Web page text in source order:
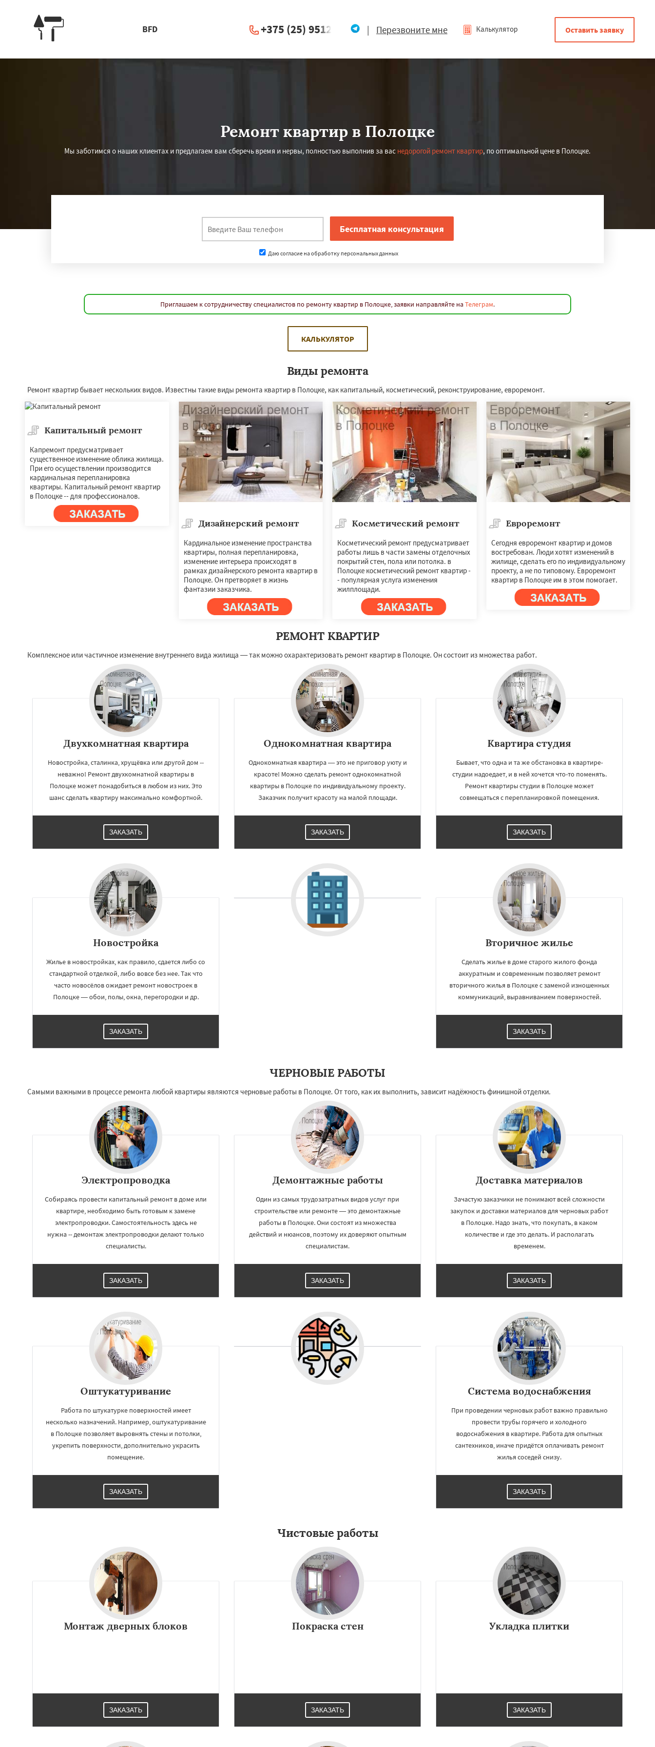
Работаем по
×
Докшицы Дубровно Миоры Новолукомль
BFD +375 (25) 951234 | Перезвоните мне Калькулятор Оставить заявку
Ремонт квартир в Полоцке
Мы заботимся о наших клиентах и предлагаем вам сберечь время и нервы, полностью выполнив за вас недорогой ремонт квартир, по оптимальной цене в Полоцке.
Даю согласие на обработку персональных данных
Приглашаем к сотрудничеству специалистов по ремонту квартир в Полоцке, заявки направляйте на Телеграм.
КАЛЬКУЛЯТОР
Виды ремонта
Ремонт квартир бывает нескольких видов. Известны такие виды ремонта квартир в Полоцке, как капитальный, косметический, реконструирование, евроремонт.
Капитальный ремонт
Капремонт предусматривает
существенное изменение облика жилища.
При его осуществлении производится
кардинальная перепланировка
квартиры. Капитальный ремонт квартир
в Полоцке -- для профессионалов.
Дизайнерский ремонт
Кардинальное изменение пространства
квартиры, полная перепланировка,
изменение интерьера происходят в
рамках дизайнерского ремонта квартир в
Полоцке. Он претворяет в жизнь
фантазии заказчика.
Косметический ремонт
Косметический ремонт предусматривает
работы лишь в части замены отделочных
покрытий стен, пола или потолка. в
Полоцке косметический ремонт квартир -
- популярная услуга изменения
жилплощади.
Евроремонт
Сегодня евроремонт квартир и домов
востребован. Люди хотят изменений в
жилище, сделать его по индивидуальному
проекту, а не по типовому. Евроремонт
квартир в Полоцке им в этом помогает.
РЕМОНТ КВАРТИР
Комплексное или частичное изменение внутреннего вида жилища — так можно охарактеризовать ремонт квартир в Полоцке. Он состоит из множества работ.
Двухкомнатная квартира
Новостройка, сталинка, хрущёвка или другой дом --
неважно! Ремонт двухкомнатной квартиры в
Полоцке может понадобиться в любом из них. Это
шанс сделать квартиру максимально комфортной.
ЗАКАЗАТЬ
Однокомнатная квартира
Однокомнатная квартира — это не приговор уюту и
красоте! Можно сделать ремонт однокомнатной
квартиры в Полоцке по индивидуальному проекту.
Заказчик получит красоту на малой площади.
ЗАКАЗАТЬ
Квартира студия
Бывает, что одна и та же обстановка в квартире-
студии надоедает, и в ней хочется что-то поменять.
Ремонт квартиры студии в Полоцке может
совмещаться с перепланировкой помещения.
ЗАКАЗАТЬ
Новостройка
Жилье в новостройках, как правило, сдается либо со
стандартной отделкой, либо вовсе без нее. Так что
часто новосёлов ожидает ремонт новостроек в
Полоцке — обои, полы, окна, перегородки и др.
ЗАКАЗАТЬ
Вторичное жилье
Сделать жилье в доме старого жилого фонда
аккуратным и современным позволяет ремонт
вторичного жилья в Полоцке с заменой изношенных
коммуникаций, выравниванием поверхностей.
ЗАКАЗАТЬ
ЧЕРНОВЫЕ РАБОТЫ
Самыми важными в процессе ремонта любой квартиры являются черновые работы в Полоцке. От того, как их выполнить, зависит надёжность финишной отделки.
Электропроводка
Собираясь провести капитальный ремонт в доме или
квартире, необходимо быть готовым к замене
электропроводки. Самостоятельность здесь не
нужна -- демонтаж электропроводки делают только
специалисты.
ЗАКАЗАТЬ
Демонтажные работы
Один из самых трудозатратных видов услуг при
строительстве или ремонте — это демонтажные
работы в Полоцке. Они состоят из множества
действий и нюансов, поэтому их доверяют опытным
специалистам.
ЗАКАЗАТЬ
Доставка материалов
Зачастую заказчики не понимают всей сложности
закупок и доставки материалов для черновых работ
в Полоцке. Надо знать, что покупать, в каком
количестве и где это делать. И располагать
временем.
ЗАКАЗАТЬ
Оштукатуривание
Работа по штукатурке поверхностей имеет
несколько назначений. Например, оштукатуривание
в Полоцке позволяет выровнять стены и потолки,
укрепить поверхности, дополнительно украсить
помещение.
ЗАКАЗАТЬ
Система водоснабжения
При проведении черновых работ важно правильно
провести трубы горячего и холодного
водоснабжения в квартире. Работа для опытных
сантехников, иначе придётся оплачивать ремонт
жилья соседей снизу.
ЗАКАЗАТЬ
Чистовые работы
Монтаж дверных блоков
ЗАКАЗАТЬ
Покраска стен
ЗАКАЗАТЬ
Укладка плитки
ЗАКАЗАТЬ
УЗНАТЬ ПОДРОБНЕЕ ×
Даю согласие на обработку персональных данных